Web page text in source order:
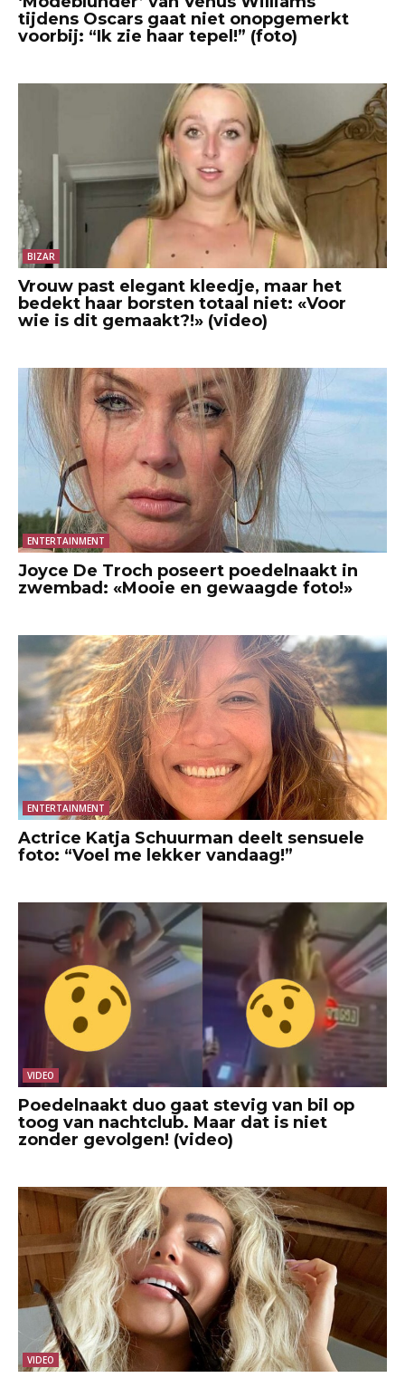
tijdens Oscars gaat niet onopgemerkt
voorbij: “Ik zie haar tepel!” (foto)
BIZAR
Vrouw past elegant kleedje, maar het
bedekt haar borsten totaal niet: «Voor
wie is dit gemaakt?!» (video)
ENTERTAINMENT
Joyce De Troch poseert poedelnaakt in
zwembad: «Mooie en gewaagde foto!»
ENTERTAINMENT
Actrice Katja Schuurman deelt sensuele
foto: “Voel me lekker vandaag!”
VIDEO
Poedelnaakt duo gaat stevig van bil op
toog van nachtclub. Maar dat is niet
zonder gevolgen! (video)
VIDEO